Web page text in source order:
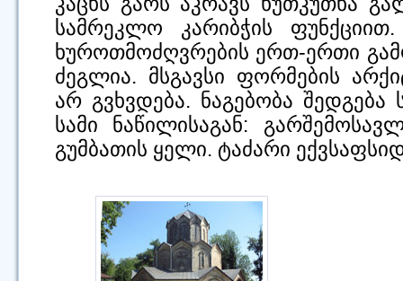
სამრეკლო კარიბჭის
ხუროთმოძღვრების ერთ-ერთი
ძეგლია. მსგავსი ფორმების
არ გვხვდება. ნაგებობა
სამი ნაწილისაგან:
გუმბათის ყელი. ტაძარი